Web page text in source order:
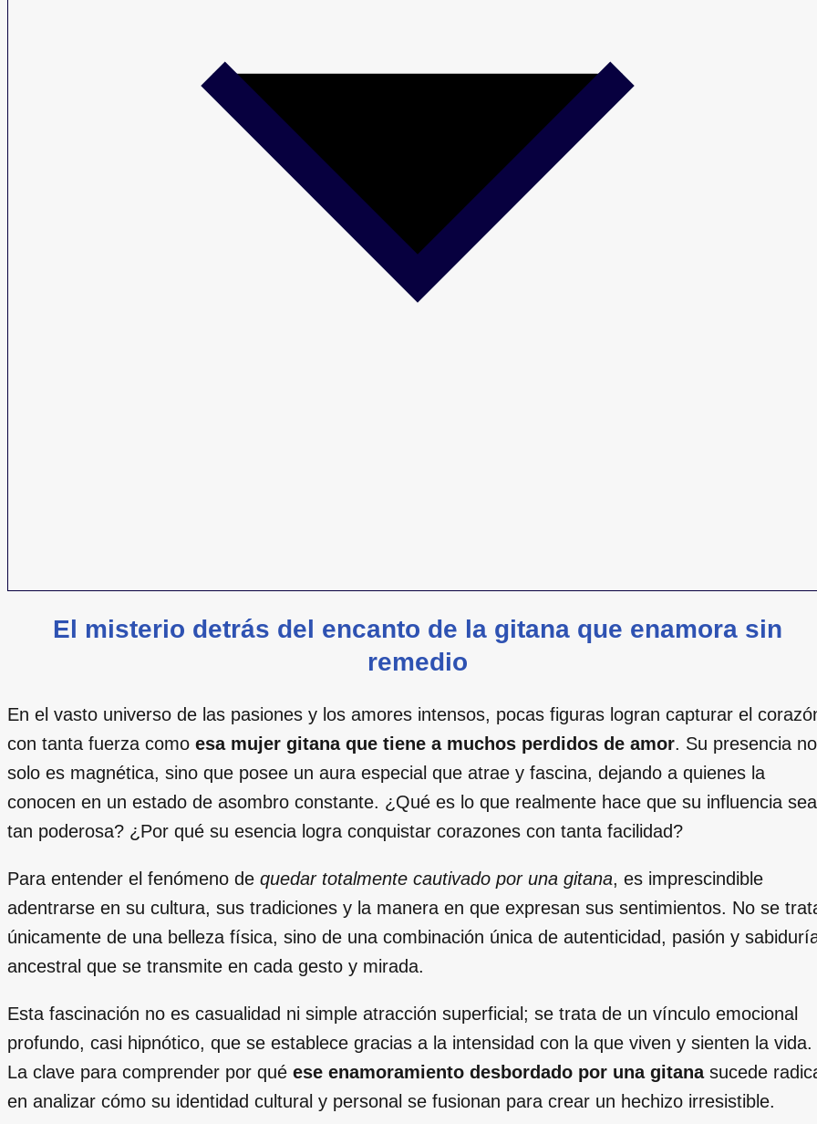
El misterio detrás del encanto de la gitana que enamora sin
remedio
En el vasto universo de las pasiones y los amores intensos, pocas figuras logran capturar el
con tanta fuerza como esa mujer gitana que tiene a muchos perdidos de amor. Su presencia no
solo es magnética, sino que posee un aura especial que atrae y fascina, dejando a quienes la
conocen en un estado de asombro constante. ¿Qué es lo que realmente hace que su influencia sea
tan poderosa? ¿Por qué su esencia logra conquistar corazones con tanta facilidad?
Para entender el fenómeno de quedar totalmente cautivado por una gitana, es imprescindible
adentrarse en su cultura, sus tradiciones y la manera en que expresan sus sentimientos. No se
únicamente de una belleza física, sino de una combinación única de autenticidad, pasión y
ancestral que se transmite en cada gesto y mirada.
Esta fascinación no es casualidad ni simple atracción superficial; se trata de un vínculo emocional
profundo, casi hipnótico, que se establece gracias a la intensidad con la que viven y sienten la vida.
La clave para comprender por qué ese enamoramiento desbordado por una gitanasucede
en analizar cómo su identidad cultural y personal se fusionan para crear un hechizo irresistible.